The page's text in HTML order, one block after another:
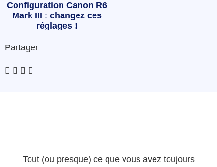
Configuration Canon R6
Mark III : changez ces
réglages !
Partager
Tout (ou presque) ce que vous avez toujours